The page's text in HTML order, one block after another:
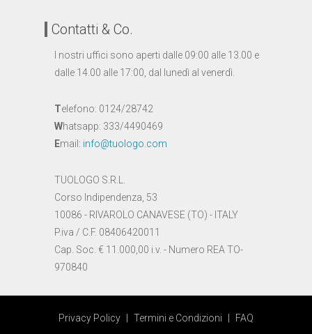
Contatti & Co.
I nostri uffici sono aperti dalle 09:00 alle 13.00 e
dalle 14.00 alle 17:00, dal lunedì al venerdì.
Telefono: 0124/28742
Whatsapp: 333/4490469
Email: info@tuologo.com
TUOLOGO S.R.L.
Corso Indipendenza, 53
10086 - RIVAROLO CANAVESE (TO) - ITALY
P.iva / C.F. 08406420011
Cap. Soc. € 11.000,00 i.v. - Numero REA TO-
970840
Privacy Policy Termini e Condizioni FAQ